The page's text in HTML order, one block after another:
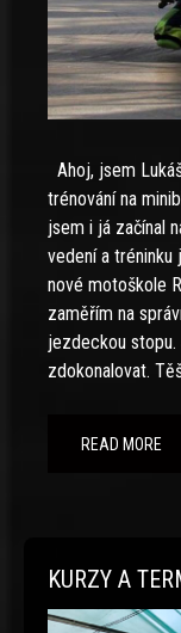
Ahoj, jsem
trénování na
jsem i já začínal
vedení a tréninku
nové motoškole
zaměřím na
jezdeckou
zdokonalovat.
READ MORE
KURZY A